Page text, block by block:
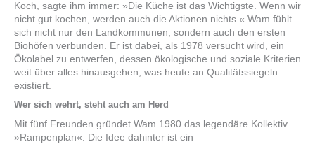
Koch, sagte ihm immer: »Die Küche ist das Wichtigste. Wenn wir
nicht gut kochen, werden auch die Aktionen nichts.« Wam fühlt
sich nicht nur den Landkommunen, sondern auch den ersten
Biohöfen verbunden. Er ist dabei, als 1978 versucht wird, ein
Ökolabel zu entwerfen, dessen ökologische und soziale Kriterien
weit über alles hinausgehen, was heute an Qualitätssiegeln
existiert.
Wer sich wehrt, steht auch am Herd
Mit fünf Freunden gründet Wam 1980 das legendäre Kollektiv
»Rampenplan«. Die Idee dahinter ist ein